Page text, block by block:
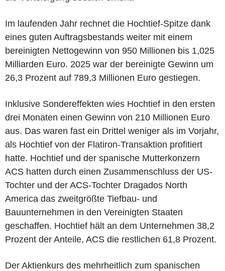
Im laufenden Jahr rechnet die Hochtief-Spitze dank
eines guten Auftragsbestands weiter mit einem
bereinigten Nettogewinn von 950 Millionen bis 1,025
Milliarden Euro. 2025 war der bereinigte Gewinn um
26,3 Prozent auf 789,3 Millionen Euro gestiegen.
Inklusive Sondereffekten wies Hochtief in den ersten
drei Monaten einen Gewinn von 210 Millionen Euro
aus. Das waren fast ein Drittel weniger als im Vorjahr,
als Hochtief von der Flatiron-Transaktion profitiert
hatte. Hochtief und der spanische Mutterkonzern
ACS hatten durch einen Zusammenschluss der US-
Tochter und der ACS-Tochter Dragados North
America das zweitgrößte Tiefbau- und
Bauunternehmen in den Vereinigten Staaten
geschaffen. Hochtief hält an dem Unternehmen 38,2
Prozent der Anteile, ACS die restlichen 61,8 Prozent.
Der Aktienkurs des mehrheitlich zum spanischen